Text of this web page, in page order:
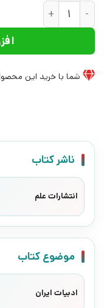
کتاب زنها فرشته اند |
شما با خرید این
ناشر کتاب
انتشارات علم
موضوع کتاب
ادبیات ایران